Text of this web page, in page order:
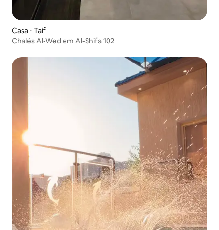
Casa ⋅ Taif
Chalés Al-Wed em Al-Shifa 102